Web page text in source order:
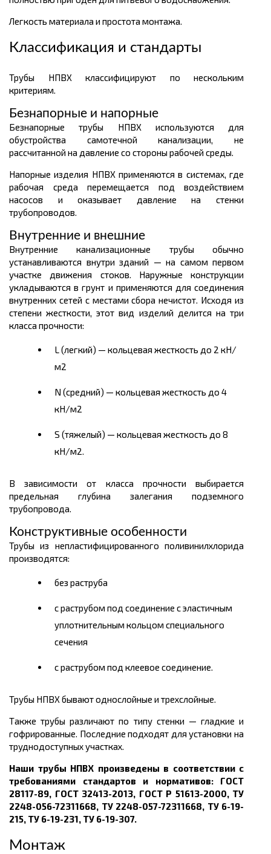
Легкость материала и простота монтажа.
Классификация и стандарты
Трубы НПВХ классифицируют по нескольким
критериям.
Безнапорные и напорные
Безнапорные трубы НПВХ используются для
обустройства самотечной канализации, не
рассчитанной на давление со стороны рабочей среды.
Напорные изделия НПВХ применяются в системах, где
рабочая среда перемещается под воздействием
насосов и оказывает давление на стенки
трубопроводов.
Внутренние и внешние
Внутренние канализационные трубы обычно
устанавливаются внутри зданий — на самом первом
участке движения стоков. Наружные конструкции
укладываются в грунт и применяются для соединения
внутренних сетей с местами сбора нечистот. Исходя из
степени жесткости, этот вид изделий делится на три
класса прочности:
L (легкий) — кольцевая жесткость до 2 кН/
м2
N (средний) — кольцевая жесткость до 4
кН/м2
S (тяжелый) — кольцевая жесткость до 8
кН/м2.
В зависимости от класса прочности выбирается
предельная глубина залегания подземного
трубопровода.
Конструктивные особенности
Трубы из непластифицированного поливинилхлорида
производятся:
без раструба
с раструбом под соединение с эластичным
уплотнительным кольцом специального
сечения
с раструбом под клеевое соединение.
Трубы НПВХ бывают однослойные и трехслойные.
Также трубы различают по типу стенки — гладкие и
гофрированные. Последние подходят для установки на
труднодоступных участках.
Наши трубы НПВХ произведены в соответствии с
требованиями стандартов и нормативов: ГОСТ
28117-89, ГОСТ 32413-2013, ГОСТ Р 51613-2000, ТУ
2248-056-72311668, ТУ 2248-057-72311668, ТУ 6-19-
215, ТУ 6-19-231, ТУ 6-19-307.
Монтаж